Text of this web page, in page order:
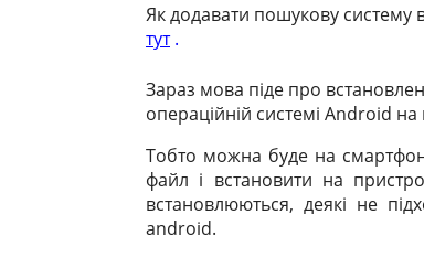
n
l
s
s
a
s
A
p
c
o
k
l
r
m
a
п
в
т
ь
Як додавати пошукову систему
тут .
Зараз мова піде про
операційній системі Android
Тобто можна буде на
файл і встановити на
встановлюються, деякі не
android.